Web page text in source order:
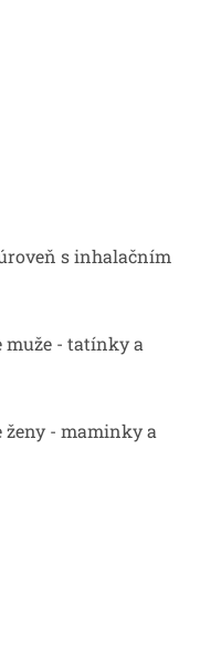
s inhalačním
muže - tatínky a
ženy - maminky a